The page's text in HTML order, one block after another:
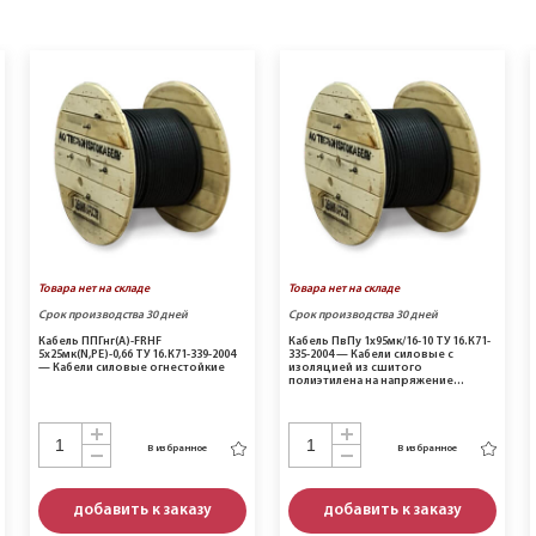
Товара нет на складе
Срок производства 30 дней
Кабель ППГнг(A)-FRHF
5х25мк(N,PE)-0,66 ТУ 16.К71-339-2004
— Кабели силовые огнестойкие
В избранное
добавить к заказу
Товара нет на складе
Срок производства 30 дней
Кабель ПвПу 1х95мк/16-10 ТУ 16.К71-
335-2004 — Кабели силовые с
изоляцией из сшитого
полиэтилена на напряжение…
В избранное
добавить к заказу